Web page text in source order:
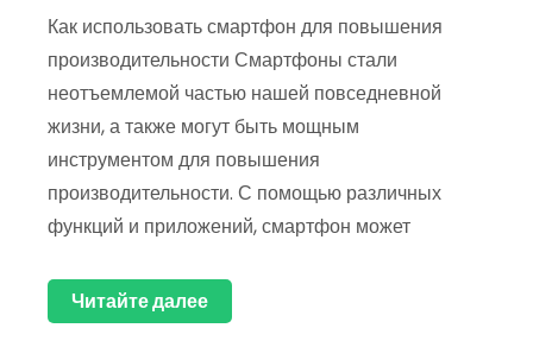
Как использовать смартфон для повышения
производительности Смартфоны стали
неотъемлемой частью нашей повседневной
жизни, а также могут быть мощным
инструментом для повышения
производительности. С помощью различных
функций и приложений, смартфон может
Читайте далее